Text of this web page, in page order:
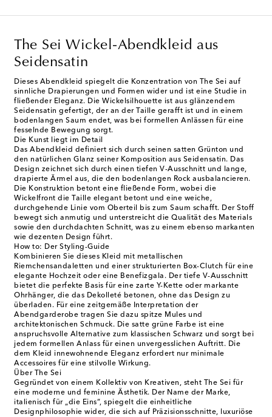
The Sei Wickel-Abendkleid aus
Seidensatin
Dieses Abendkleid spiegelt die Konzentration von The Sei auf
sinnliche Drapierungen und Formen wider und ist eine Studie in
fließender Eleganz. Die Wickelsilhouette ist aus glänzendem
Seidensatin gefertigt, der an der Taille gerafft ist und in einem
bodenlangen Saum endet, was bei formellen Anlässen für eine
fesselnde Bewegung sorgt.
Die Kunst liegt im Detail
Das Abendkleid definiert sich durch seinen satten Grünton und
den natürlichen Glanz seiner Komposition aus Seidensatin. Das
Design zeichnet sich durch einen tiefen V-Ausschnitt und lange,
drapierte Ärmel aus, die den bodenlangen Rock ausbalancieren.
Die Konstruktion betont eine fließende Form, wobei die
Wickelfront die Taille elegant betont und eine weiche,
durchgehende Linie vom Oberteil bis zum Saum schafft. Der Stoff
bewegt sich anmutig und unterstreicht die Qualität des Materials
sowie den durchdachten Schnitt, was zu einem ebenso markanten
wie dezenten Design führt.
How to: Der Styling-Guide
Kombinieren Sie dieses Kleid mit metallischen
Riemchensandaletten und einer strukturierten Box-Clutch für eine
elegante Hochzeit oder eine Benefizgala. Der tiefe V-Ausschnitt
bietet die perfekte Basis für eine zarte Y-Kette oder markante
Ohrhänger, die das Dekolleté betonen, ohne das Design zu
überladen. Für eine zeitgemäße Interpretation der
Abendgarderobe tragen Sie dazu spitze Mules und
architektonischen Schmuck. Die satte grüne Farbe ist eine
anspruchsvolle Alternative zum klassischen Schwarz und sorgt bei
jedem formellen Anlass für einen unvergesslichen Auftritt. Die
dem Kleid innewohnende Eleganz erfordert nur minimale
Accessoires für eine stilvolle Wirkung.
Über The Sei
Gegründet von einem Kollektiv von Kreativen, steht The Sei für
eine moderne und feminine Ästhetik. Der Name der Marke,
italienisch für „die Eins“, spiegelt die einheitliche
Designphilosophie wider, die sich auf Präzisionsschnitte, luxuriöse